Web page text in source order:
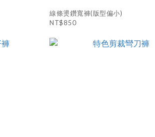
線條燙鑽寬褲(版型偏小)
NT$850